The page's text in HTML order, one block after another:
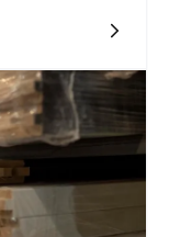
od
zgodność z
i
W
norm,
jakości, który
gotowych
partii